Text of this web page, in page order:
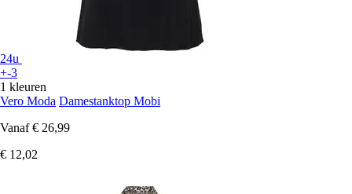
24u
+-3
1 kleuren
Vero Moda Damestanktop Mobi
Vanaf € 26,99
€ 12,02